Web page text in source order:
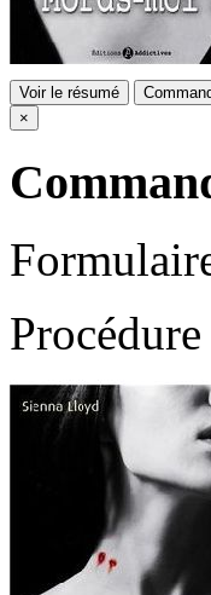
Voir le résumé
×
Procédure